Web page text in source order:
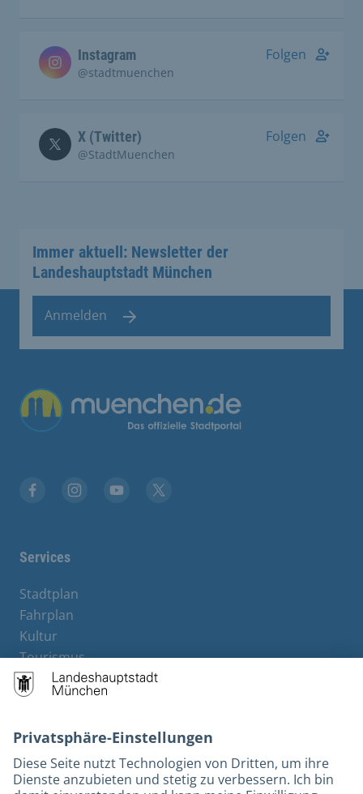
Instagram
@stadtmuenchen
Folgen
X (Twitter)
@StadtMuenchen
Folgen
Immer aktuell: Newsletter der
Landeshauptstadt München
Anmelden
Services
Stadtplan
Fahrplan
Kultur
Tourismus
M-Strom
Bürgerservice
Kontakt